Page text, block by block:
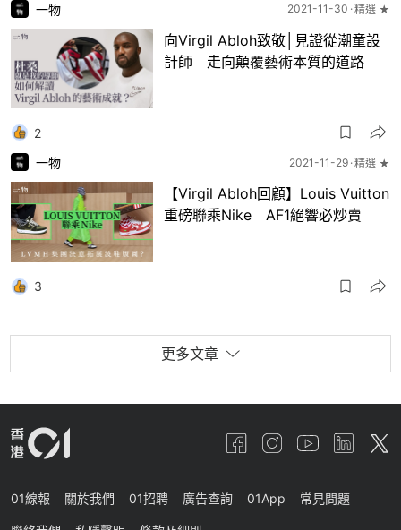
一物
2021-11-30 精選 ★
向Virgil Abloh致敬│見證從潮童設
計師 走向顛覆藝術本質的道路
2
一物
2021-11-29 精選 ★
【Virgil Abloh回顧】Louis Vuitton
重磅聯乘Nike AF1絕響必炒賣
3
更多文章
01線報 關於我們 01招聘 廣告查詢 01App 常見問題